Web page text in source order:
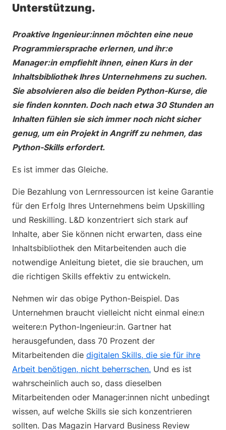
Unterstützung.
Proaktive Ingenieur:innen möchten eine neue
Programmiersprache erlernen, und ihr:e
Manager:in empfiehlt ihnen, einen Kurs in der
Inhaltsbibliothek Ihres Unternehmens zu suchen.
Sie absolvieren also die beiden Python-Kurse, die
sie finden konnten. Doch nach etwa 30 Stunden an
Inhalten fühlen sie sich immer noch nicht sicher
genug, um ein Projekt in Angriff zu nehmen, das
Python-Skills erfordert.
Es ist immer das Gleiche.
Die Bezahlung von Lernressourcen ist keine Garantie
für den Erfolg Ihres Unternehmens beim Upskilling
und Reskilling. L&D konzentriert sich stark auf
Inhalte, aber Sie können nicht erwarten, dass eine
Inhaltsbibliothek den Mitarbeitenden auch die
notwendige Anleitung bietet, die sie brauchen, um
die richtigen Skills effektiv zu entwickeln.
Nehmen wir das obige Python-Beispiel. Das
Unternehmen braucht vielleicht nicht einmal eine:n
weitere:n Python-Ingenieur:in. Gartner hat
herausgefunden, dass 70 Prozent der
Mitarbeitenden die digitalen Skills, die sie für ihre
Arbeit benötigen, nicht beherrschen. Und es ist
wahrscheinlich auch so, dass dieselben
Mitarbeitenden oder Manager:innen nicht unbedingt
wissen, auf welche Skills sie sich konzentrieren
sollten. Das Magazin Harvard Business Review